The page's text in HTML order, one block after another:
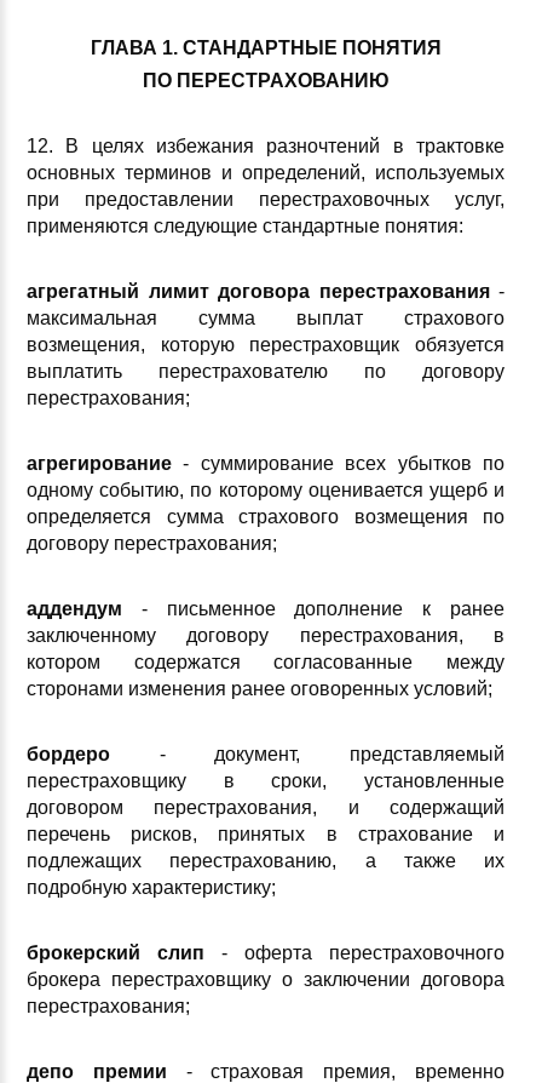
ГЛАВА 1. СТАНДАРТНЫЕ ПОНЯТИЯ
ПО ПЕРЕСТРАХОВАНИЮ
12. В целях избежания разночтений в трактовке
основных терминов и определений, используемых
при предоставлении перестраховочных услуг,
применяются следующие стандартные понятия:
агрегатный лимит договора перестрахования-
максимальная сумма выплат страхового
возмещения, которую перестраховщик обязуется
выплатить перестрахователю по договору
перестрахования;
агрегирование - суммирование всех убытков по
одному событию, по которому оценивается ущерб и
определяется сумма страхового возмещения по
договору перестрахования;
аддендум - письменное дополнение к ранее
заключенному договору перестрахования, в
котором содержатся согласованные между
сторонами изменения ранее оговоренных условий;
бордеро - документ, представляемый
перестраховщику в сроки, установленные
договором перестрахования, и содержащий
перечень рисков, принятых в страхование и
подлежащих перестрахованию, а также их
подробную характеристику;
брокерский слип - оферта перестраховочного
брокера перестраховщику о заключении договора
перестрахования;
депо премии - страховая премия, временно